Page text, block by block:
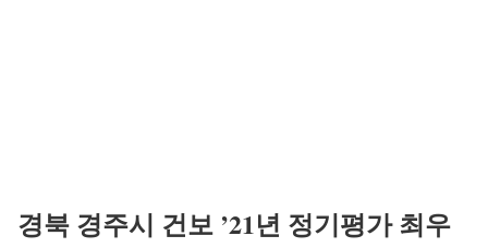
경북 경주시 건보 ’21년 정기평가 최우